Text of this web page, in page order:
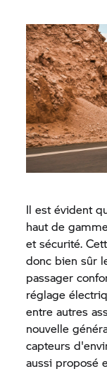
Il est évident
haut de
et sécurité.
donc bien sûr
passager
réglage
entre autres
nouvelle
capteurs
aussi proposé